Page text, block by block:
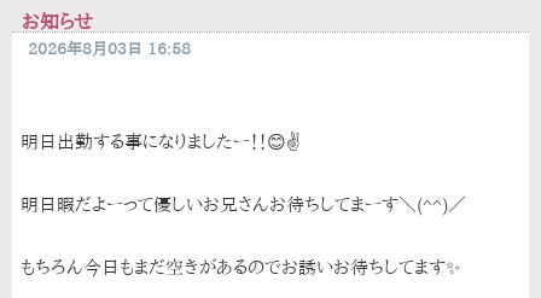
お知らせ
2026年8月03日 16:58
明日出勤する事になりましたー！！😊✌️
明日暇だよーって優しいお兄さんお待ちしてまーす＼(^^)／
もちろん今日もまだ空きがあるのでお誘いお待ちしてます✨️